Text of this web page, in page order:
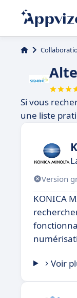
Si vous
une liste
Version
KONICA
Voir